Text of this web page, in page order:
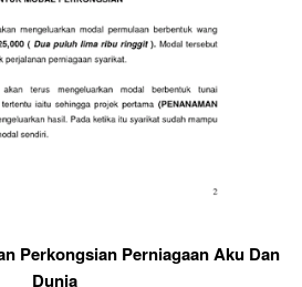
Perkongsian Perniagaan Aku Dan
Dunia